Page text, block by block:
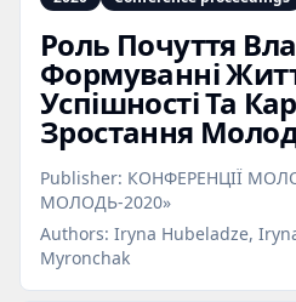
Роль Почуття
Формуванні
Успішності Та
Зростання
Publisher: КОНФЕРЕНЦІЇ
МОЛОДЬ-2020»
Authors: Iryna Hubeladze,
Myronchak